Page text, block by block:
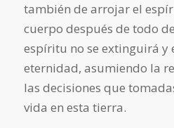
también de arrojar el
cuerpo después de todo
espíritu no se extinguirá y
eternidad, asumiendo la
las decisiones que
vida en esta tierra.